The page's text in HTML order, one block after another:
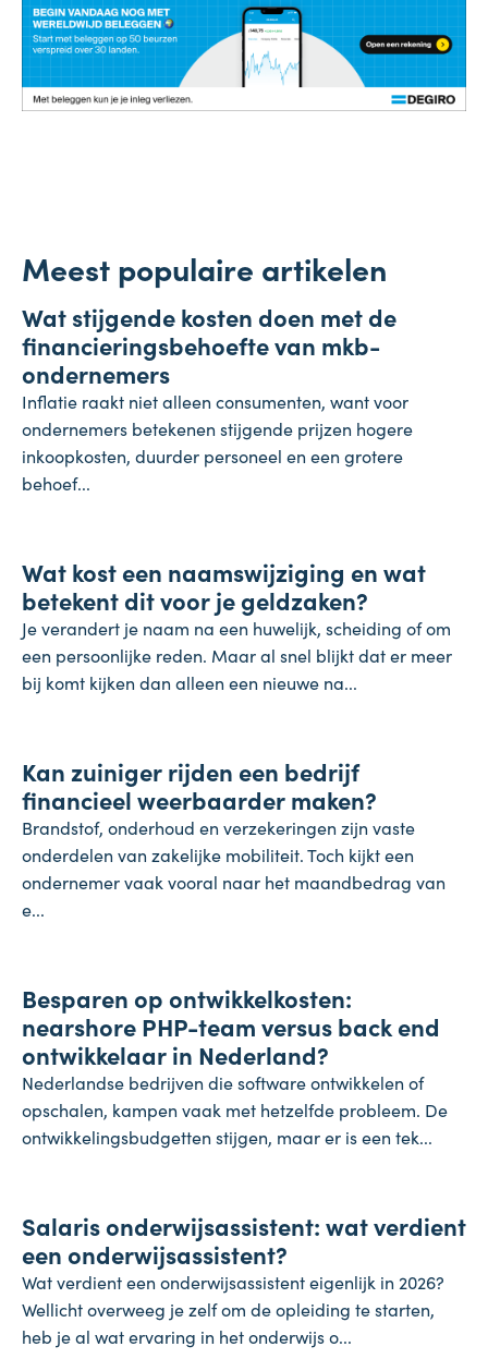
Meest populaire artikelen
4 augustus 2026
Onderneming
Wat stijgende kosten doen met de
financieringsbehoefte van mkb-
ondernemers
Inflatie raakt niet alleen consumenten, want voor
ondernemers betekenen stijgende prijzen hogere
inkoopkosten, duurder personeel en een grotere
behoef...
31 juli 2026
Wat kost een naamswijziging en wat
betekent dit voor je geldzaken?
Je verandert je naam na een huwelijk, scheiding of om
een persoonlijke reden. Maar al snel blijkt dat er meer
bij komt kijken dan alleen een nieuwe na...
28 juli 2026
Kan zuiniger rijden een bedrijf
financieel weerbaarder maken?
Brandstof, onderhoud en verzekeringen zijn vaste
onderdelen van zakelijke mobiliteit. Toch kijkt een
ondernemer vaak vooral naar het maandbedrag van
e...
24 juli 2026
Besparen op ontwikkelkosten:
nearshore PHP-team versus back end
ontwikkelaar in Nederland?
Nederlandse bedrijven die software ontwikkelen of
opschalen, kampen vaak met hetzelfde probleem. De
ontwikkelingsbudgetten stijgen, maar er is een tek...
24 juli 2026
Salaris onderwijsassistent: wat verdient
een onderwijsassistent?
Wat verdient een onderwijsassistent eigenlijk in 2026?
Wellicht overweeg je zelf om de opleiding te starten,
heb je al wat ervaring in het onderwijs o...